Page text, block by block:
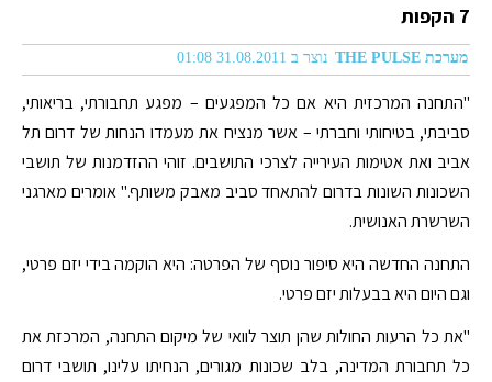
7 הקפות
מערכת THE PULSE נוצר ב 31.08.2011 01:08
"התחנה המרכזית היא אם כל המפגעים – מפגע תחבורתי, בריאותי,
סביבתי, בטיחותי וחברתי – אשר מנציח את מעמדו הנחות של דרום תל
אביב ואת אטימות העירייה לצרכי התושבים. זוהי ההזדמנות של תושבי
השכונות השונות בדרום להתאחד סביב מאבק משותף." אומרים מארגני
השרשרת האנושית.
התחנה החדשה היא סיפור נוסף של הפרטה: היא הוקמה בידי יזם פרטי,
וגם היום היא בבעלות יזם פרטי.
"את כל הרעות החולות שהן תוצר לוואי של מיקום התחנה, המרכזת את
כל תחבורת המדינה, בלב שכונות מגורים, הנחיתו עלינו, תושבי דרום